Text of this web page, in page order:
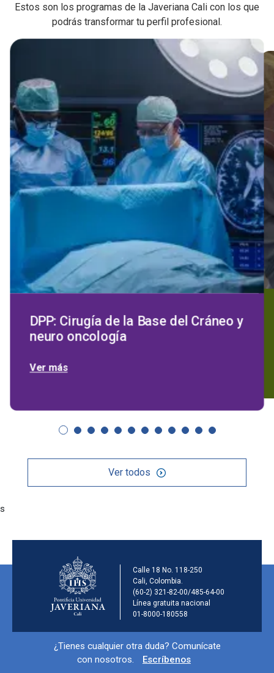
Estos son los programas de la Javeriana Cali con los que
podrás transformar tu perfil profesional.
DPP: Cirugía de la Base del Cráneo y
neuro oncología
Ver más
Ver todos
s
Información de la
Calle 18 No. 118-250
Cali, Colombia.
(60-2) 321-82-00/485-64-00
Línea gratuita nacional
01-8000-180558
Información y redes sociales
¿Tienes cualquier otra duda? Comunícate
con nosotros.
Escríbenos